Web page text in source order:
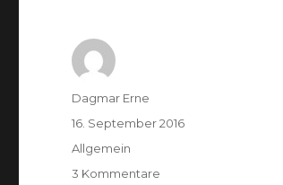
Autor
Dagmar Erne
Veröffentlicht
am
16. September 2016
Kategorien
Allgemein
3 Kommentare